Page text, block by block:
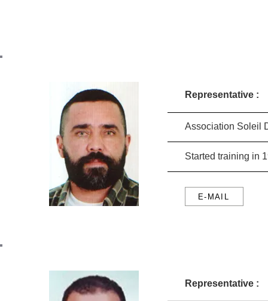
Representative :
Association Soleil
Started training in
E-MAIL
Representative :